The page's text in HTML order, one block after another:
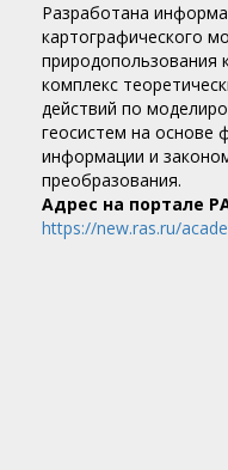
Разработана
картографического
природопользования
комплекс
действий по
геосистем на основе
информации и
преобразования.
Адрес на портале
https://new.ras.ru/